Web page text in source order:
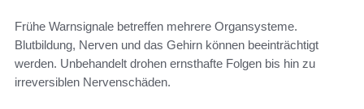
Frühe Warnsignale betreffen mehrere Organsysteme.
Blutbildung, Nerven und das Gehirn können beeinträchtigt
werden. Unbehandelt drohen ernsthafte Folgen bis hin zu
irreversiblen Nervenschäden.